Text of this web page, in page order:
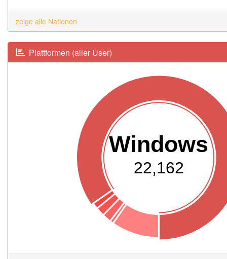
zeige alle Nationen
Plattformen (aller User)
Windows
22,162